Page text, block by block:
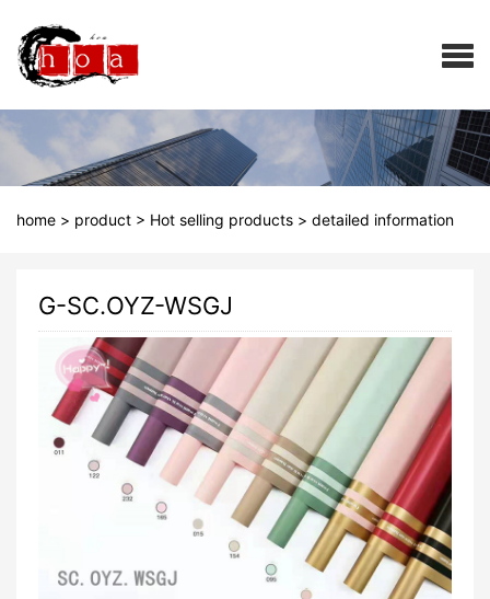
home > product > Hot selling products > detailed information
G-SC.OYZ-WSGJ